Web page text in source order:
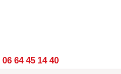
06 64 45 14 40